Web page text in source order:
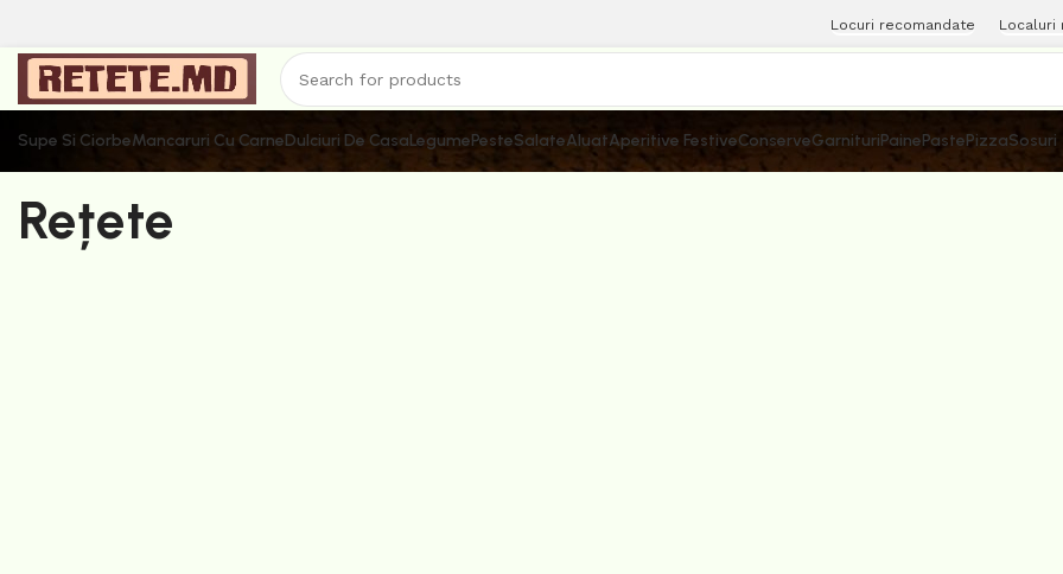
Locuri recomandate Localuri
Supe Si CiorbeMancaruri Cu CarneDulciuri De CasaLegumePesteSalateAluatAperitive FestiveConserveGarnituriPainePastePizzaSosuri
Rețete